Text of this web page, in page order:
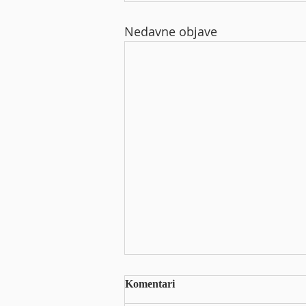
Nedavne objave
Polugodišnji prihodi
proizvođača naoružanja CSG
Komentari